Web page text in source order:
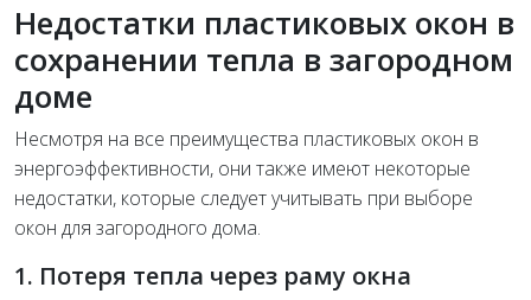
Недостатки пластиковых окон в
сохранении тепла в загородном
доме
Несмотря на все преимущества пластиковых окон в
энергоэффективности, они также имеют некоторые
недостатки, которые следует учитывать при выборе
окон для загородного дома.
1. Потеря тепла через раму окна